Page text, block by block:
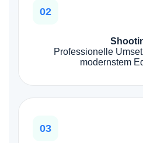
02
Professionelle
modernstem
03